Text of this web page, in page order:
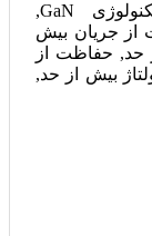
شارژ ایمن (MultiProtect), تکنولوژی GaN,
از جریان بیش
حد, حفاظت از
بیش از حد,